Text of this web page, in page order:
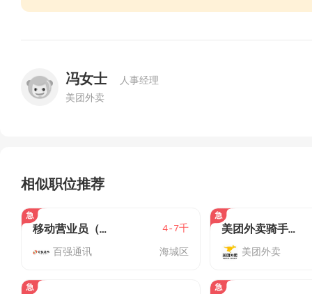
冯女士
人事经理
美团外卖
相似职位推荐
移动营业员（海城区/银海区）-月休8天 4-7千
百强通讯 海城区
美团外卖骑手（银海区）
美团外卖